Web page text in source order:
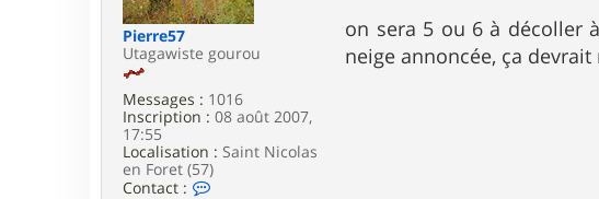
Pierre57
Utagawiste gourou
Messages : 1016
Inscription : 08 août 2007,
17:55
Localisation : Saint Nicolas
en Foret (57)
Contact :
g
e
on sera 5 ou 6 à décoller
neige annoncée, ça